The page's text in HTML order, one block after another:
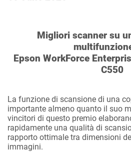
Migliori scanner su
Epson WorkForce
C550
La funzione di scansione di una
importante almeno quanto il suo
vincitori di questo premio
rapidamente una qualità di
rapporto ottimale tra dimensioni
immagini.